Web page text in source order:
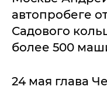
автопробеге
Садового
более 500
24 мая глава